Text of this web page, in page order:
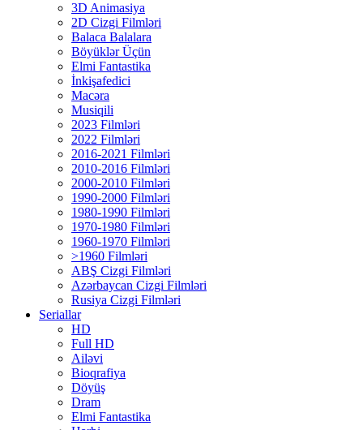
3D Animasiya
2D Cizgi Filmləri
Balaca Balalara
Böyüklər Üçün
Elmi Fantastika
İnkişafedici
Macəra
Musiqili
2023 Filmləri
2022 Filmləri
2016-2021 Filmləri
2010-2016 Filmləri
2000-2010 Filmləri
1990-2000 Filmləri
1980-1990 Filmləri
1970-1980 Filmləri
1960-1970 Filmləri
>1960 Filmləri
ABŞ Cizgi Filmləri
Azərbaycan Cizgi Filmləri
Rusiya Cizgi Filmləri
Seriallar
HD
Full HD
Ailəvi
Bioqrafiya
Döyüş
Dram
Elmi Fantastika